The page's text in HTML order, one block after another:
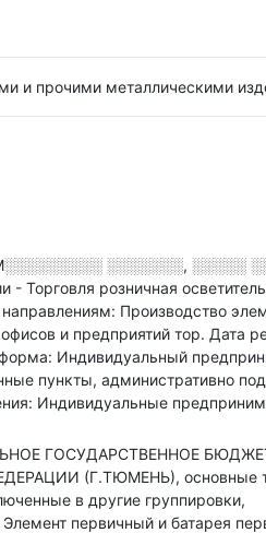
и прочими металлическими
░░░░░░░, ░░░░░
- Торговля розничная
Производство
и предприятий тор. Дата
Индивидуальный
пункты, административно
Индивидуальные
ГОСУДАРСТВЕННОЕ
(Г.ТЮМЕНЬ), основные
в другие группировки,
первичный и батарея